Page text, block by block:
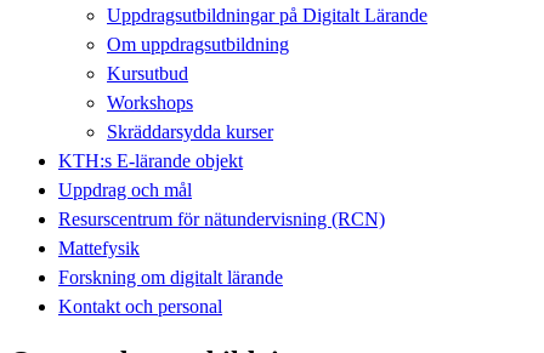
Uppdragsutbildningar på Digitalt Lärande
Om uppdragsutbildning
Kursutbud
Workshops
Skräddarsydda kurser
KTH:s E-lärande objekt
Uppdrag och mål
Resurscentrum för nätundervisning (RCN)
Mattefysik
Forskning om digitalt lärande
Kontakt och personal